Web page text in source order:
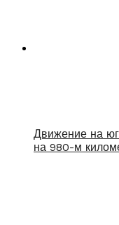
Движение на
на 980-м